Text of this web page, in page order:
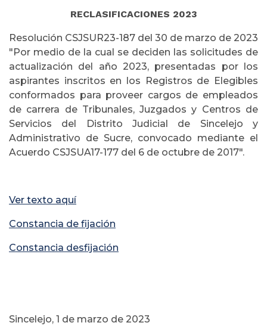
RECLASIFICACIONES 2023
Resolución CSJSUR23-187 del 30 de marzo de 2023
"Por medio de la cual se deciden las solicitudes de
actualización del año 2023, presentadas por los
aspirantes inscritos en los Registros de Elegibles
conformados para proveer cargos de empleados
de carrera de Tribunales, Juzgados y Centros de
Servicios del Distrito Judicial de Sincelejo y
Administrativo de Sucre, convocado mediante el
Acuerdo CSJSUA17-177 del 6 de octubre de 2017".
Ver texto aquí
Constancia de fijación
Constancia desfijación
Sincelejo, 1 de marzo de 2023